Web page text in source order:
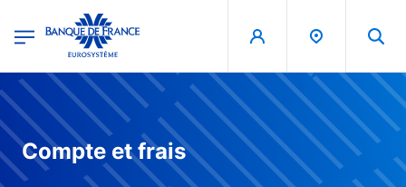
Banque de France - Menu Principal
Compte et frais